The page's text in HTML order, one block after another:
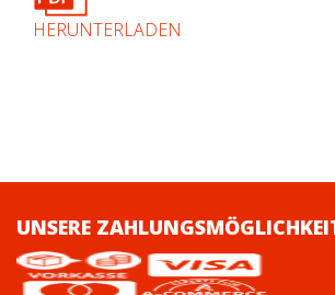
HERUNTERLADEN
UNSERE